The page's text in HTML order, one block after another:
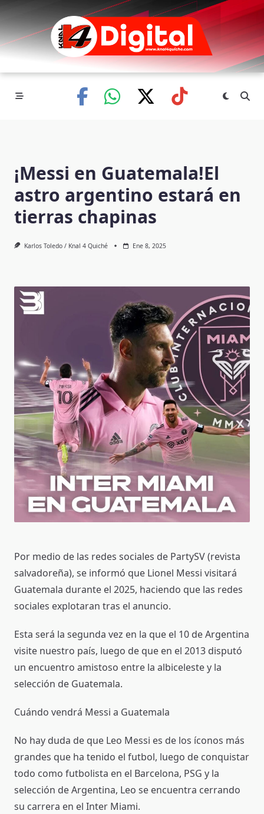
Skip
content
¡Messi en Guatemala!El
astro argentino estará en
tierras chapinas
Karlos Toledo / Knal 4 Quiché Ene 8, 2025
Por medio de las redes sociales de PartySV (revista
salvadoreña), se informó que Lionel Messi visitará
Guatemala durante el 2025, haciendo que las redes
sociales explotaran tras el anuncio.
Esta será la segunda vez en la que el 10 de Argentina
visite nuestro país, luego de que en el 2013 disputó
un encuentro amistoso entre la albiceleste y la
selección de Guatemala.
Cuándo vendrá Messi a Guatemala
No hay duda de que Leo Messi es de los íconos más
grandes que ha tenido el futbol, luego de conquistar
todo como futbolista en el Barcelona, PSG y la
selección de Argentina, Leo se encuentra cerrando
su carrera en el Inter Miami.